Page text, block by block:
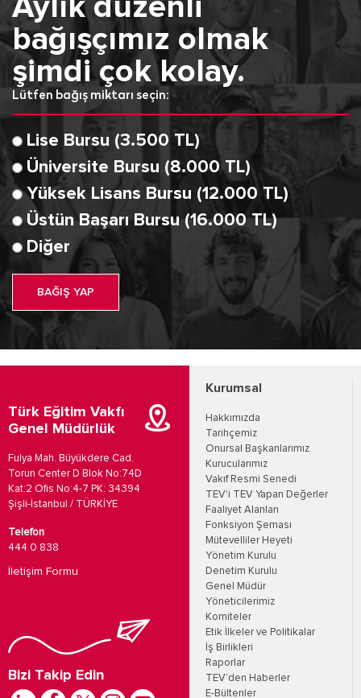
Aylık düzenli
bağışçımız olmak
şimdi çok kolay.
Lütfen bağış miktarı seçin:
Lise Bursu (3.500 TL)
Üniversite Bursu (8.000 TL)
Yüksek Lisans Bursu (12.000 TL)
Üstün Başarı Bursu (16.000 TL)
Diğer
BAĞIŞ YAP
Türk Eğitim Vakfı
Genel Müdürlük
Fulya Mah. Büyükdere Cad.
Torun Center D Blok No:74D
Kat:2 Ofis No:4-7 PK: 34394
Şişli-İstanbul / TÜRKİYE
Telefon
444 0 838
İletişim Formu
Bizi Takip Edin
Kurumsal
Hakkımızda
Tarihçemiz
Onursal Başkanlarımız
Kurucularımız
Vakıf Resmi Senedi
TEV'i TEV Yapan Değerler
Faaliyet Alanları
Fonksiyon Şeması
Mütevelliler Heyeti
Yönetim Kurulu
Denetim Kurulu
Genel Müdür
Yöneticilerimiz
Komiteler
Etik İlkeler ve Politikalar
İş Birlikleri
Raporlar
TEV’den Haberler
E-Bültenler